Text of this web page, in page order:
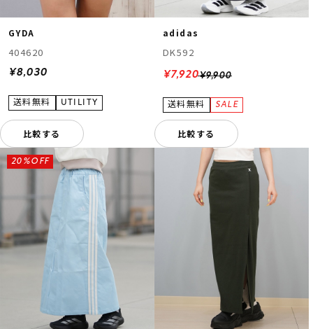
GYDA
404620
¥8,030
比較する
adidas
DK592
¥9,900
¥7,920
比較する
20%OFF